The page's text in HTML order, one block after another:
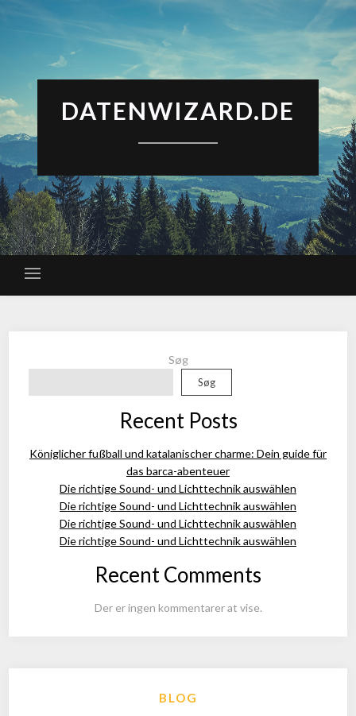
DATENWIZARD.DE
Søg
Søg
Recent Posts
Königlicher fußball und katalanischer charme: Dein guide für
das barca-abenteuer
Die richtige Sound- und Lichttechnik auswählen
Die richtige Sound- und Lichttechnik auswählen
Die richtige Sound- und Lichttechnik auswählen
Die richtige Sound- und Lichttechnik auswählen
Recent Comments
Der er ingen kommentarer at vise.
BLOG